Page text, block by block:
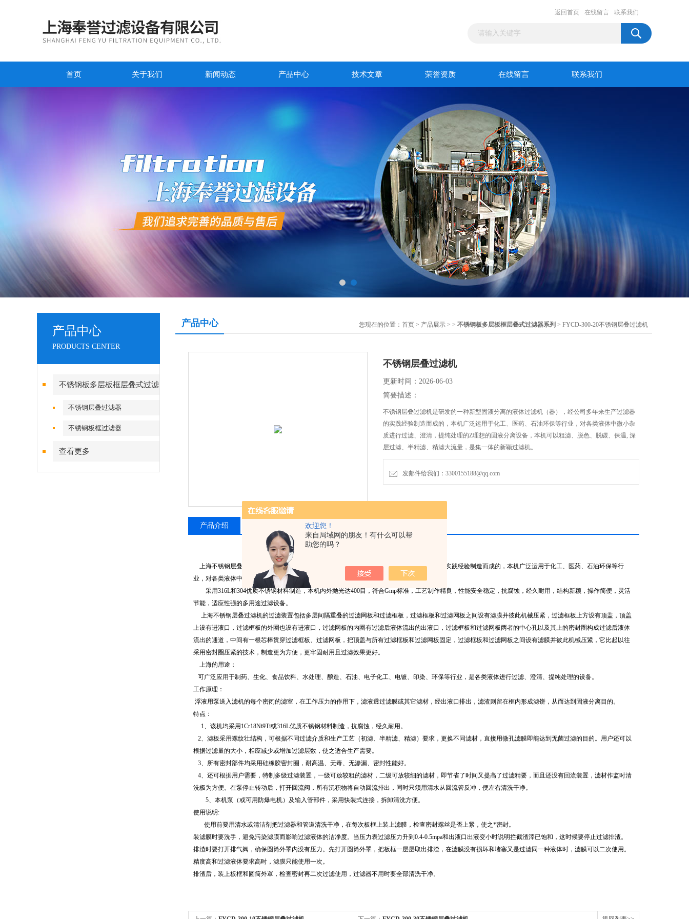
欢迎您！
来自局域网的朋友！有什么可以帮
助您的吗？
返回首页 在线留言 联系我们
首页 关于我们 新闻动态 产品中心 技术文章 荣誉资质 在线留言 联系我们
产品中心
PRODUCTS CENTER
不锈钢板多层板框层叠式过滤
器系列不锈钢层叠过滤器
不锈钢板框过滤器
查看更多
产品中心 您现在的位置： 首页 > 产品展示 > > 不锈钢板多层板框层叠式过滤器系列 > FYCD-300-20不锈钢层叠过滤机
不锈钢层叠过滤机
更新时间：2026-06-03
简要描述：
不锈钢层叠过滤机是研发的一种新型固液分离的液体过滤机（器），经公司多年来生产过滤器
的实践经验制造而成的，本机广泛运用于化工、医药、石油环保等行业，对各类液体中微小杂
质进行过滤、澄清，提纯处理的Z理想的固液分离设备，本机可以粗滤、脱色、脱碳、保温, 深
层过滤、半精滤、精滤大流量，是集一体的新颖过滤机。
发邮件给我们：3300155188@qq.com
产品介绍 留言询价
上海不锈钢层叠过滤机是研发的一种新型层叠式液体过滤器，经我公司多年来生产过滤器的实践经验制造而成的，本机广泛运用于化工、医药、石油环保等行
业，对各类液体中微小杂质进行过滤、澄清，提纯处理的设备。
采用316L和304优质不锈钢材料制造，本机内外抛光达400目，符合Gmp标准，工艺制作精良，性能安全稳定，抗腐蚀，经久耐用，结构新颖，操作简便，灵活
节能，适应性强的多用途过滤设备。
上海不锈钢层叠过滤机的过滤装置包括多层间隔重叠的过滤网板和过滤框板，过滤框板和过滤网板之间设有滤膜并彼此机械压紧，过滤框板上方设有顶盖，顶盖
上设有进液口，过滤框板的外圈也设有进液口，过滤网板的内圈有过滤后液体流出的出液口，过滤框板和过滤网板两者的中心孔以及其上的密封圈构成过滤后液体
流出的通道，中间有一根芯棒贯穿过滤框板、过滤网板，把顶盖与所有过滤框板和过滤网板固定， 过滤框板和过滤网板之间设有滤膜并彼此机械压紧，它比起以往
采用密封圈压紧的技术，制造更为方便，更牢固耐用且过滤效果更好。
上海的用途：
可广泛应用于制药、生化、食品饮料、水处理、酿造、石油、电子化工、电镀、印染、环保等行业，是各类液体进行过滤、澄清、提纯处理的设备。
工作原理：
浮液用泵送入滤机的每个密闭的滤室，在工作压力的作用下，滤液透过滤膜或其它滤材，经出液口排出，滤渣则留在框内形成滤饼，从而达到固液分离目的。
特点：
1、该机均采用1Cr18Ni9Ti或316L优质不锈钢材料制造，抗腐蚀，经久耐用。
2、滤板采用螺纹壮结构，可根据不同过滤介质和生产工艺（初滤、半精滤、精滤）要求，更换不同滤材，直接用微孔滤膜即能达到无菌过滤的目的。用户还可以
根据过滤量的大小，相应减少或增加过滤层数，使之适合生产需要。
3、所有密封部件均采用硅橡胶密封圈，耐高温、无毒、无渗漏、密封性能好。
4、还可根据用户需要，特制多级过滤装置，一级可放较粗的滤材，二级可放较细的滤材，即节省了时间又提高了过滤精要，而且还没有回流装置，滤材作监时清
洗极为方便。在泵停止转动后，打开回流阀，所有沉积物将自动回流排出，同时只须用清水从回流管反冲，便左右清洗干净。
5、本机泵（或可用防爆电机）及输入管部件，采用快装式连接，拆卸清洗方便。
使用说明:
使用前要用清水或清洁剂把过滤器和管道清洗干净，在每次板框上装上滤膜，检查密封螺丝是否上紧，使之*密封。
装滤膜时要洗手，避免污染滤膜而影响过滤液体的洁净度。当压力表过滤压力升到0.4-0.5mpa和出液口出液变小时说明拦截渣滓已饱和，这时候要停止过滤排渣。
排渣时要打开排气阀，确保圆筒外罩内没有压力。先打开圆筒外罩，把板框一层层取出排渣，在滤膜没有损坏和堵塞又是过滤同一种液体时，滤膜可以二次使用。
精度高和过滤液体要求高时，滤膜只能使用一次。
排渣后，装上板框和圆筒外罩，检查密封再二次过滤使用，过滤器不用时要全部清洗干净。